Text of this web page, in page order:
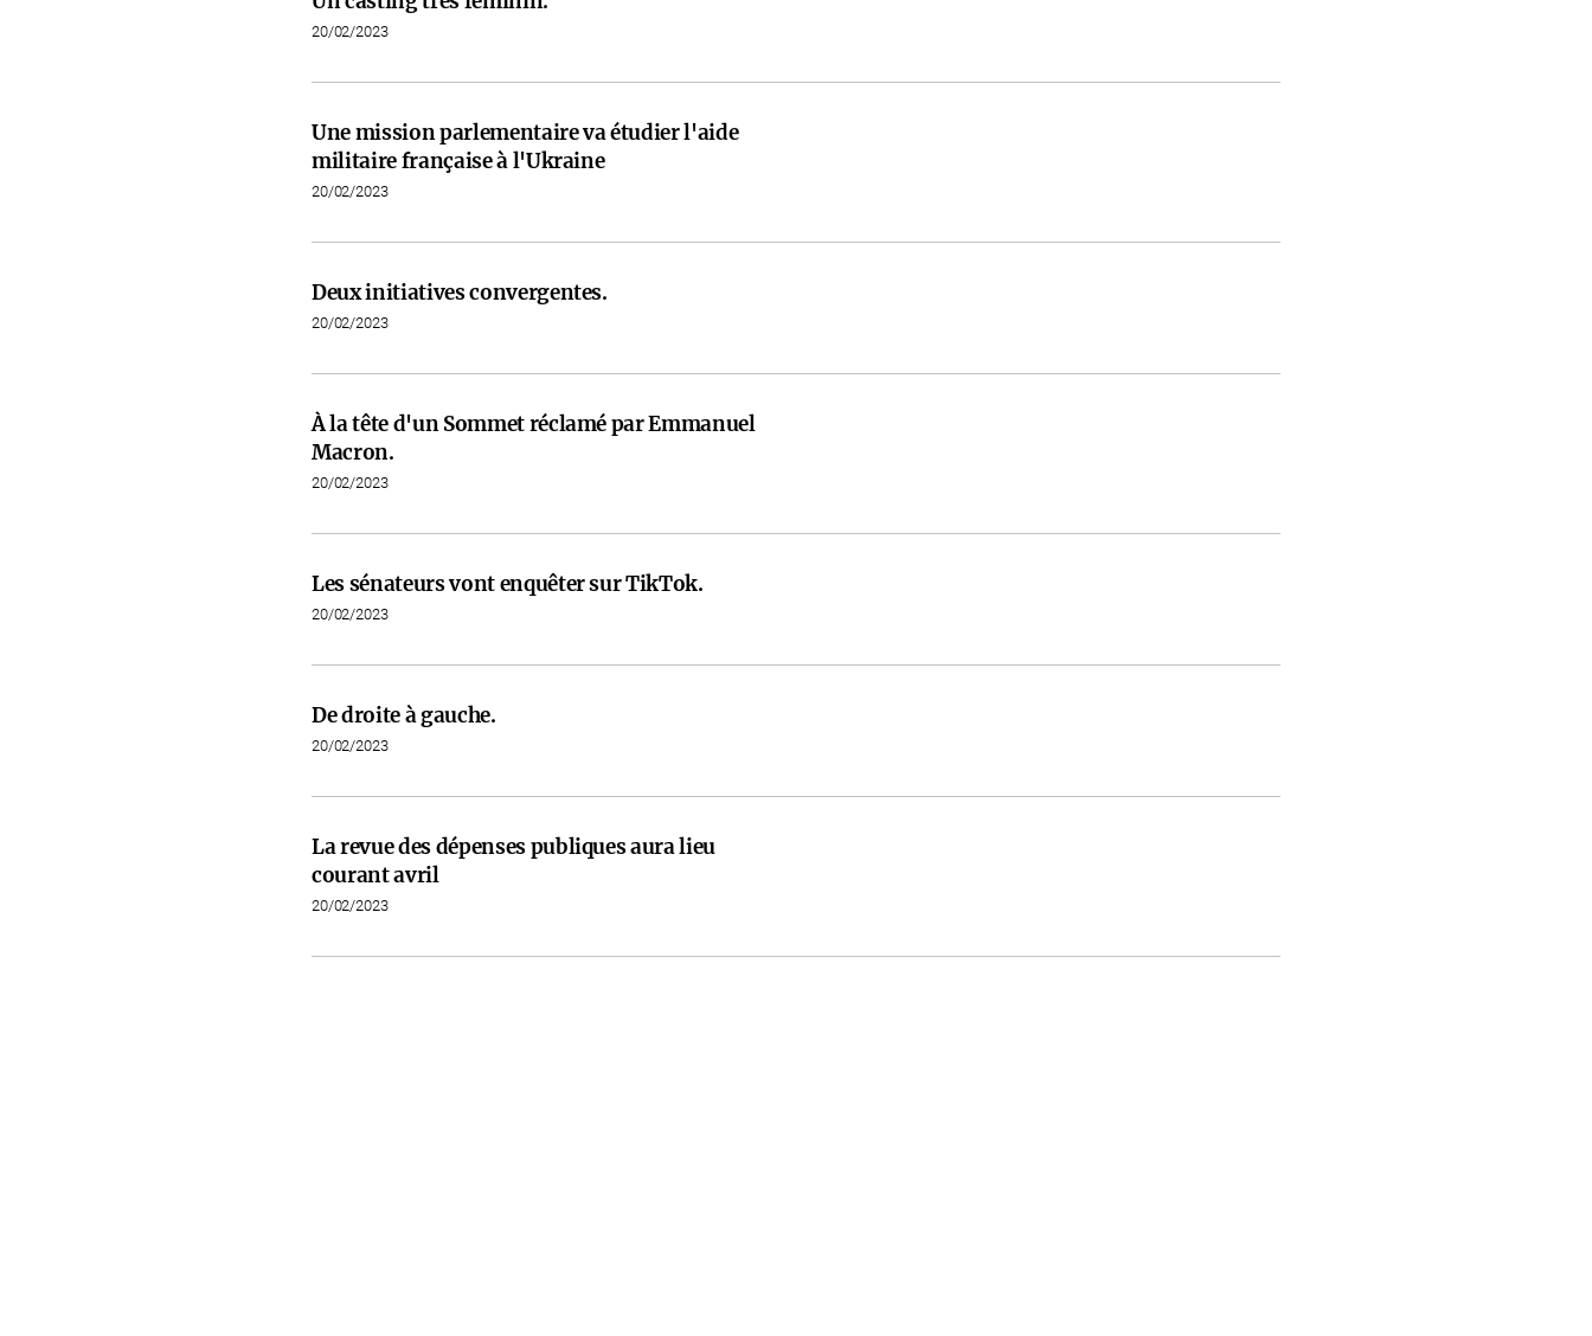
20/02/2023
Une mission parlementaire va étudier l'aide
militaire française à l'Ukraine
20/02/2023
Deux initiatives convergentes.
20/02/2023
À la tête d'un Sommet réclamé par Emmanuel
Macron.
20/02/2023
Les sénateurs vont enquêter sur TikTok.
20/02/2023
De droite à gauche.
20/02/2023
La revue des dépenses publiques aura lieu
courant avril
20/02/2023